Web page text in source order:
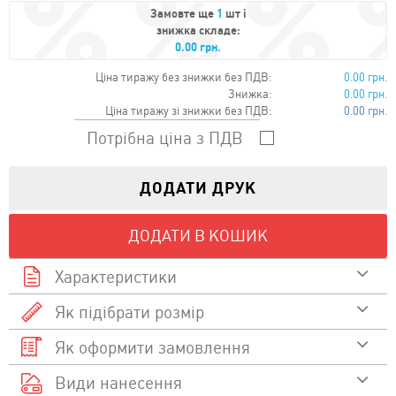
Замовте ще 1 шт і
знижка складе:
0.00 грн.
Ціна тиражу без знижки без ПДВ:
0.00 грн.
Знижка:
0.00 грн.
Ціна тиражу зі знижки без ПДВ:
0.00 грн.
Потрібна ціна з ПДВ
ДОДАТИ ДРУК
ДОДАТИ В КОШИК
Характеристики
Склад
Щільність 190
Як підібрати розмір
Дивитися відео
Як оформити замовлення
Виберіть товар та перейдіть в картку товару
Види нанесення